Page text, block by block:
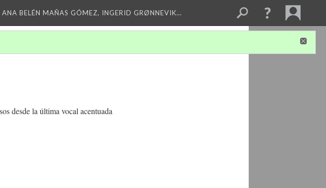
ANA BELÉN MAÑAS GÓMEZ, INGERID GRØNNEVIK…
desde la última vocal acentuada